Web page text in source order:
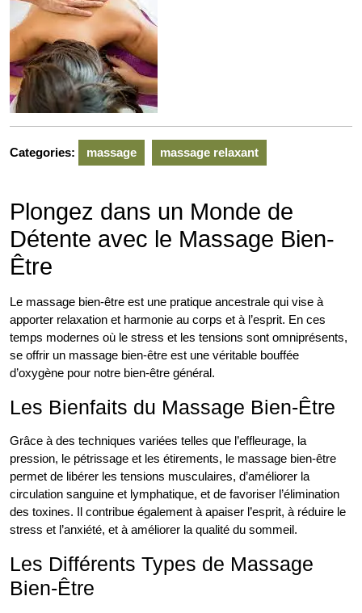
Categories: massage massage relaxant
Plongez dans un Monde de
Détente avec le Massage Bien-
Être
Le massage bien-être est une pratique ancestrale qui vise à
apporter relaxation et harmonie au corps et à l’esprit. En ces
temps modernes où le stress et les tensions sont omniprésents,
se offrir un massage bien-être est une véritable bouffée
d’oxygène pour notre bien-être général.
Les Bienfaits du Massage Bien-Être
Grâce à des techniques variées telles que l’effleurage, la
pression, le pétrissage et les étirements, le massage bien-être
permet de libérer les tensions musculaires, d’améliorer la
circulation sanguine et lymphatique, et de favoriser l’élimination
des toxines. Il contribue également à apaiser l’esprit, à réduire le
stress et l’anxiété, et à améliorer la qualité du sommeil.
Les Différents Types de Massage
Bien-Être